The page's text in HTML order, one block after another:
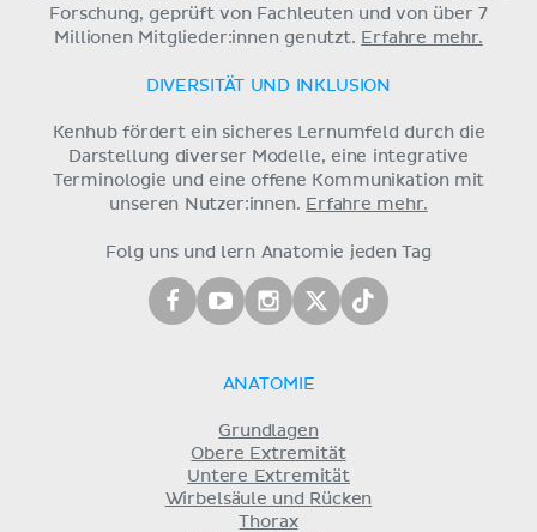
Forschung, geprüft von Fachleuten und von über 7
Millionen Mitglieder:innen genutzt. Erfahre mehr.
DIVERSITÄT UND INKLUSION
Kenhub fördert ein sicheres Lernumfeld durch die
Darstellung diverser Modelle, eine integrative
Terminologie und eine offene Kommunikation mit
unseren Nutzer:innen. Erfahre mehr.
Folg uns und lern Anatomie jeden Tag
ANATOMIE
Grundlagen
Obere Extremität
Untere Extremität
Wirbelsäule und Rücken
Thorax